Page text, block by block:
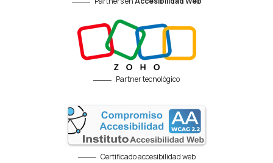
Partner tecnológico
Certificado accesibilidad web